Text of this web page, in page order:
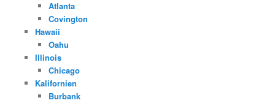
Atlanta
Covington
Hawaii
Oahu
Illinois
Chicago
Kalifornien
Burbank